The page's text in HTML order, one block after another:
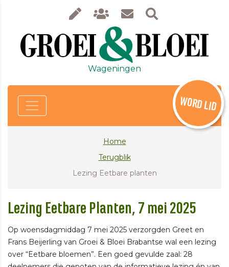
Wageningen
WORD LID
Home
Terugblik
Lezing Eetbare planten
Lezing Eetbare Planten, 7 mei 2025
Op woensdagmiddag 7 mei 2025 verzorgden Greet en
Frans Beijerling van Groei & Bloei Brabantse wal een lezing
over “Eetbare bloemen”. Een goed gevulde zaal: 28